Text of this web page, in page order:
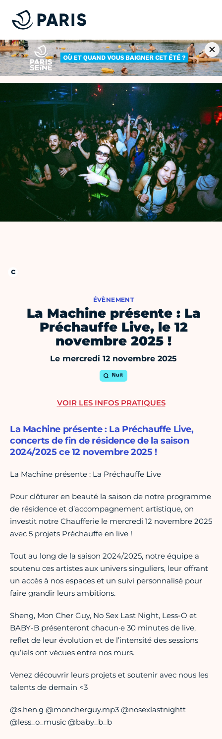
ÉVÈNEMENT
La Machine présente : La
Préchauffe Live, le 12
novembre 2025 !
Le mercredi 12 novembre 2025
Nuit
La Machine présente : La Préchauffe Live,
concerts de fin de résidence de la saison
2024/2025 ce 12 novembre 2025 !
La Machine présente : La Préchauffe Live
Pour clôturer en beauté la saison de notre programme
de résidence et d’accompagnement artistique, on
investit notre Chaufferie le mercredi 12 novembre 2025
avec 5 projets Préchauffe en live !
Tout au long de la saison 2024/2025, notre équipe a
soutenu ces artistes aux univers singuliers, leur offrant
un accès à nos espaces et un suivi personnalisé pour
faire grandir leurs ambitions.
Sheng, Mon Cher Guy, No Sex Last Night, Less-O et
BABY-B présenteront chacun·e 30 minutes de live,
reflet de leur évolution et de l’intensité des sessions
qu’iels ont vécues entre nos murs.
Venez découvrir leurs projets et soutenir avec nous les
talents de demain <3
@s.hen.g @moncherguy.mp3 @nosexlastnightt
@less_o_music @baby_b_b
VOIR LES INFOS PRATIQUES